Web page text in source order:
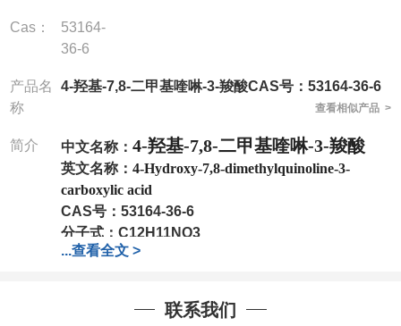
Cas：
53164-
36-6
产品名
称
4-羟基-7,8-二甲基喹啉-3-羧酸CAS号：53164-36-6
查看相似产品 >
简介 中文名称： 4-羟基-7,8-二甲基喹啉-3-羧酸
英文名称： 4-Hydroxy-7,8-dimethylquinoline-3-
carboxylic acid
CAS号： 53164-36-6
分子式： C12H11NO3
分子量：217.22
可根据客户需求进行分装
我司对高校及科研单位先发货和
...查看全文 >
联系我们